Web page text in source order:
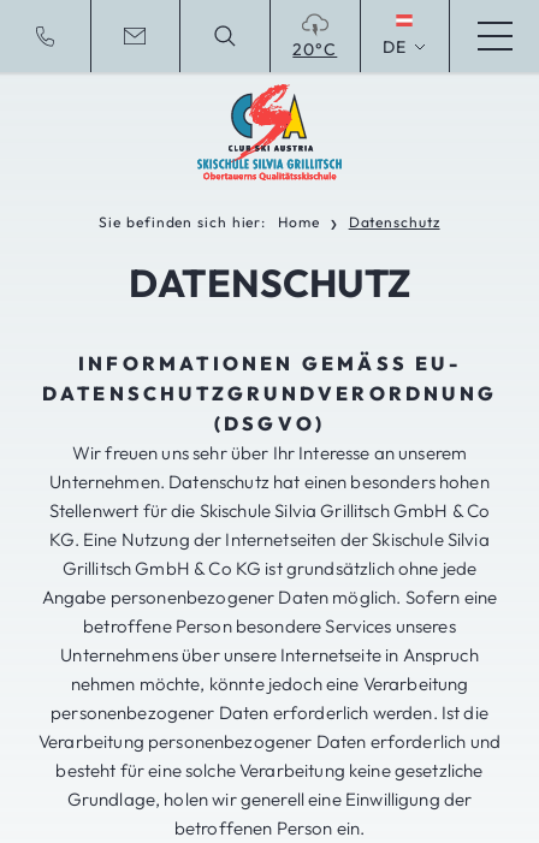
20°C DE
To english website
Sie befinden sich hier: Home ❯ Datenschutz
DATENSCHUTZ
INFORMATIONEN GEMÄSS EU-D
ATENSCHUTZGRUNDVERORDNUNG (
DSGVO)
Wir freuen uns sehr über Ihr Interesse an unserem
Unternehmen. Datenschutz hat einen besonders hohen
Stellenwert für die Skischule Silvia Grillitsch GmbH & Co
KG. Eine Nutzung der Internetseiten der Skischule Silvia
Grillitsch GmbH & Co KG ist grundsätzlich ohne jede
Angabe personenbezogener Daten möglich. Sofern eine
betroffene Person besondere Services unseres
Unternehmens über unsere Internetseite in Anspruch
nehmen möchte, könnte jedoch eine Verarbeitung
personenbezogener Daten erforderlich werden. Ist die
Verarbeitung personenbezogener Daten erforderlich und
besteht für eine solche Verarbeitung keine gesetzliche
Grundlage, holen wir generell eine Einwilligung der
betroffenen Person ein.